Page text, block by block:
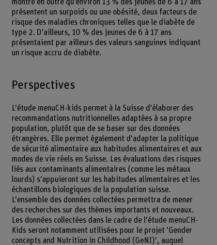
montre en outre qu’environ 13 % des jeunes de 6 à 17 ans
présentent un surpoids ou une obésité, deux facteurs de
risque des maladies chroniques telles que le diabète de
type 2. D’ailleurs, 10 % des jeunes de 6 à 17 ans
présentaient par ailleurs des valeurs sanguines indiquant
un risque accru de diabète.
Perspectives
L'étude menuCH-kids permet à la Suisse d'élaborer des
recommandations nutritionnelles adaptées à sa propre
population, plutôt que de se baser sur des données
étrangères. Elle permet également d'adapter la politique
de sécurité alimentaire aux habitudes alimentaires et aux
modes de vie réels en Suisse. Les évaluations des risques
liés aux contaminants alimentaires (comme les métaux
lourds) s'appuieront sur les habitudes alimentaires et les
échantillons biologiques de la population suisse.
L'ensemble des données collectées permettra de mener
des recherches sur des thèmes importants et nouveaux.
Les données collectées dans le cadre de l'étude menuCH-
Kids seront notamment utilisées pour le projet 'Gender
concepts and Nutrition in Childhood (GeNI)', auquel